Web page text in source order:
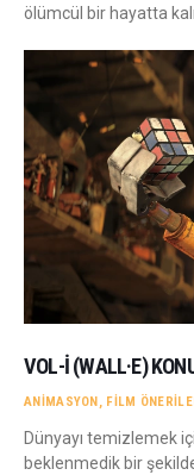
ölümcül bir hayatta
VOL-İ (WALL·E)
ANIMASYON , FILM
Dünyayı temizlemek
beklenmedik bir